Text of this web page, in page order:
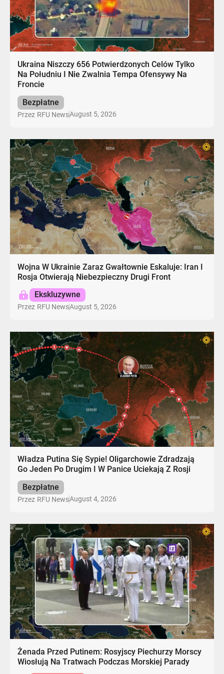
Ukraina Niszczy 656 Potwierdzonych Celów Tylko
Na Południu I Nie Zwalnia Tempa Ofensywy Na
Froncie
Bezpłatne
Przez RFU NewsAugust 5, 2026
Wojna W Ukrainie Zaraz Gwałtownie Eskaluje: Iran I
Rosja Otwierają Niebezpieczny Drugi Front
Ekskluzywne
Przez RFU NewsAugust 5, 2026
Władza Putina Się Sypie! Oligarchowie Zdradzają
Go Jeden Po Drugim I W Panice Uciekają Z Rosji
Bezpłatne
Przez RFU NewsAugust 4, 2026
Żenada Przed Putinem: Rosyjscy Piechurzy Morscy
Wiosłują Na Tratwach Podczas Morskiej Parady